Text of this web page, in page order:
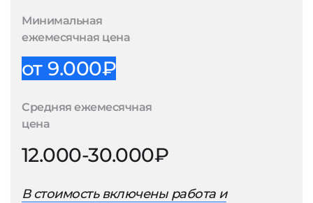
Минимальная
ежемесячная цена
от 9.000₽
Средняя ежемесячная
цена
12.000-30.000₽
В стоимость включены работа и